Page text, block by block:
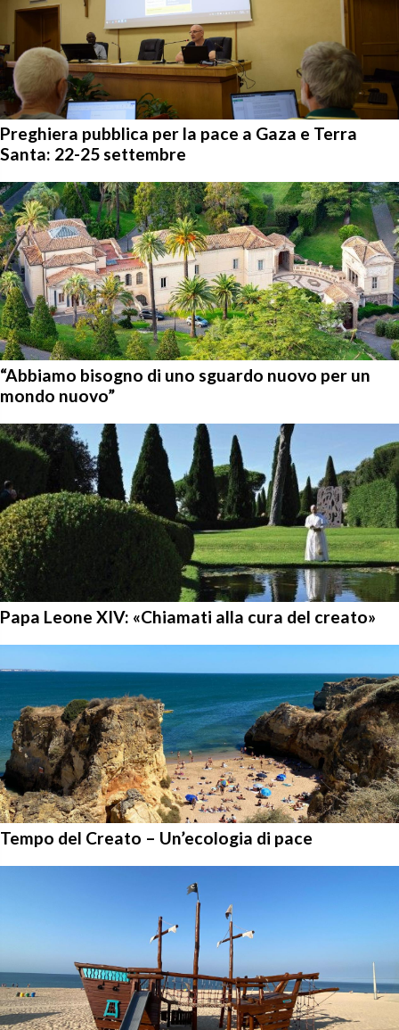
Preghiera pubblica per la pace a Gaza e Terra
Santa: 22-25 settembre
“Abbiamo bisogno di uno sguardo nuovo per un
mondo nuovo”
Papa Leone XIV: «Chiamati alla cura del creato»
Tempo del Creato – Un’ecologia di pace